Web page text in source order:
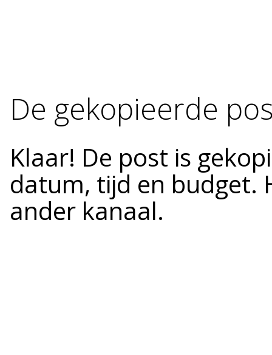
De gekopieerde
Klaar! De post is
datum, tijd en budget.
ander kanaal.